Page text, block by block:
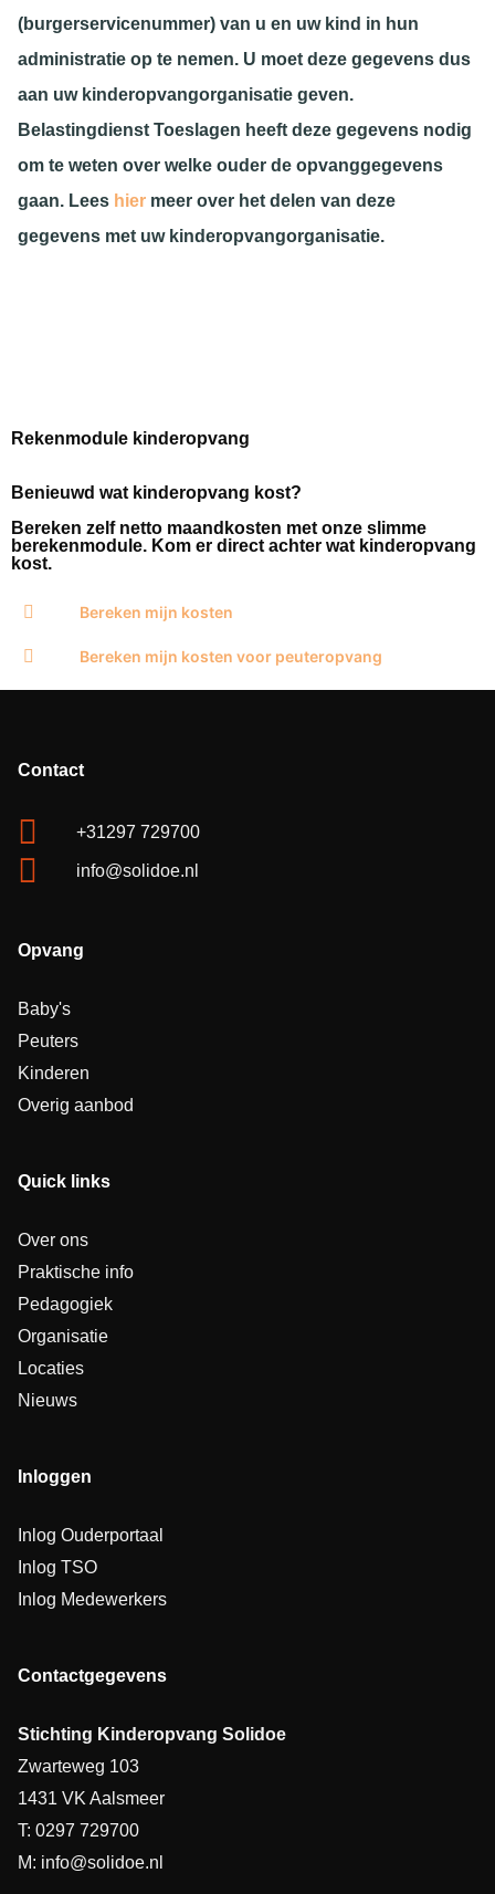
(burgerservicenummer) van u en uw kind in hun
administratie op te nemen. U moet deze gegevens dus
aan uw kinderopvangorganisatie geven.
Belastingdienst Toeslagen heeft deze gegevens nodig
om te weten over welke ouder de opvanggegevens
gaan. Lees hier meer over het delen van deze
gegevens met uw kinderopvangorganisatie.
Rekenmodule kinderopvang
Benieuwd wat kinderopvang kost?
Bereken zelf netto maandkosten met onze slimme
berekenmodule. Kom er direct achter wat kinderopvang
kost.
Bereken mijn kosten
Bereken mijn kosten voor peuteropvang
Contact
+31297 729700
info@solidoe.nl
Opvang
Baby's
Peuters
Kinderen
Overig aanbod
Quick links
Over ons
Praktische info
Pedagogiek
Organisatie
Locaties
Nieuws
Inloggen
Inlog Ouderportaal
Inlog TSO
Inlog Medewerkers
Contactgegevens
Stichting Kinderopvang Solidoe
Zwarteweg 103
1431 VK Aalsmeer
T: 0297 729700
M: info@solidoe.nl